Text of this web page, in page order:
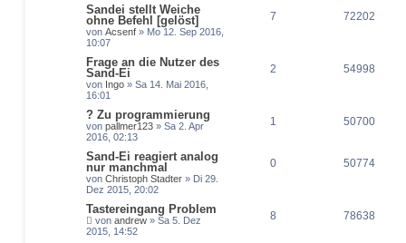
Sandei stellt Weiche
ohne Befehl [gelöst]
von Acsenf » Mo 12. Sep 2016,
10:07
7 72202
Frage an die Nutzer des
Sand-Ei
von Ingo » Sa 14. Mai 2016,
16:01
2 54998
? Zu programmierung
von pallmer123 » Sa 2. Apr
2016, 02:13
1 50700
Sand-Ei reagiert analog
nur manchmal
von Christoph Stadter » Di 29.
Dez 2015, 20:02
0 50774
Tastereingang Problem
von andrew » Sa 5. Dez
2015, 14:52
8 78638